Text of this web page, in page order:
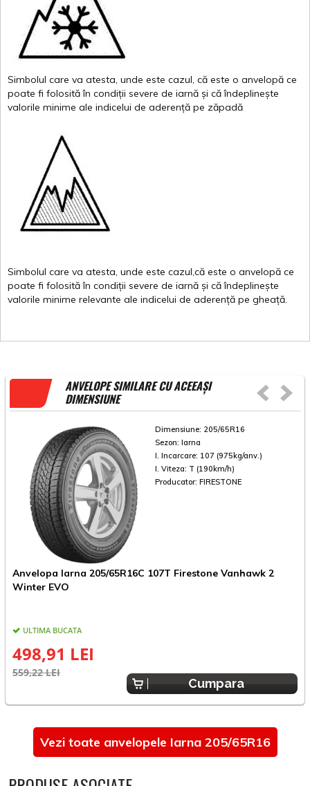
Simbolul care va atesta, unde este cazul, că este o anvelopă ce
poate fi folosită în condiții severe de iarnă și că îndeplinește
valorile minime ale indicelui de aderență pe zăpadă
Simbolul care va atesta, unde este cazul,că este o anvelopă ce
poate fi folosită în condiții severe de iarnă și că îndeplinește
valorile minime relevante ale indicelui de aderență pe gheață.
ANVELOPE SIMILARE CU ACEEAȘI
DIMENSIUNE
Dimensiune: 205/65R16
Sezon: Iarna
I. Incarcare: 107 (975kg/anv.)
I. Viteza: T (190km/h)
Producator: FIRESTONE
Anvelopa Iarna 205/65R16C 107T Firestone Vanhawk 2
Winter EVO
ULTIMA BUCATA
498,91 LEI
559,22 LEI
Cumpara
Vezi toate anvelopele Iarna 205/65R16